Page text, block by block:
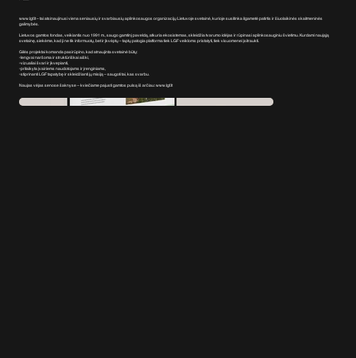
www.lgf.lt – tai atsinaujinusi viena seniausių ir svarbiausių aplinkosaugos organizacijų Lietuvoje svetainė, kurioje susitinka ilgametė patirtis ir šiuolaikinės skaitmeninės
galimybės.
Lietuvos gamtos fondas, veikiantis nuo 1991 m., saugo gamtinį paveldą, atkuria ekosistemas, skleidžia tvarumo idėjas ir rūpinasi aplinkosauginiu švietimu. Kurdami naująją
svetainę, siekėme, kad ji ne tik informuotų, bet ir įkvėptų – taptų patogia platforma tiek LGF veikloms pristatyti, tiek visuomenei įsitraukti.
Gilės projektai komanda pasirūpino, kad atnaujinta svetainė būtų:
▫️lengvai naršoma ir struktūriškai aiški,
▫️vizualiai švari ir įkvepianti,
▫️pritaikyta įvairiems naudotojams ir įrenginiams,
▫️stiprinanti LGF tapatybę ir skleidžianti jų misiją – saugoti tai, kas svarbu.
Naujas vėjas senose šaknyse – kviečiame pajusti gamtos pulsą iš arčiau:www.lgf.lt